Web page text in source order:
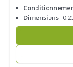
Dimensions :